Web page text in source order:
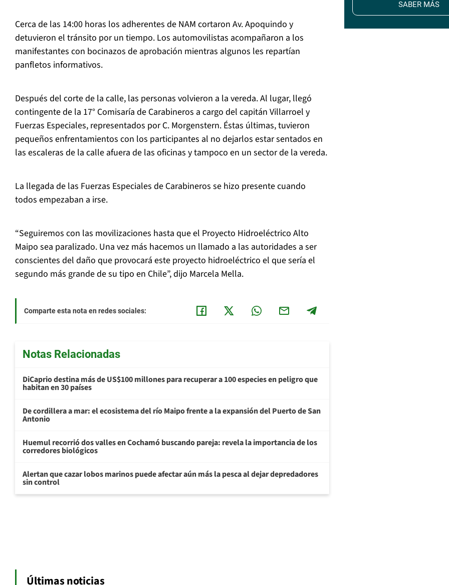
Cerca de las 14:00 horas los adherentes de NAM cortaron Av. Apoquindo y
detuvieron el tránsito por un tiempo. Los automovilistas acompañaron a los
manifestantes con bocinazos de aprobación mientras algunos les repartían
panfletos informativos.
Después del corte de la calle, las personas volvieron a la vereda. Al lugar, llegó
contingente de la 17° Comisaría de Carabineros a cargo del capitán Villarroel y
Fuerzas Especiales, representados por C. Morgenstern. Éstas últimas, tuvieron
pequeños enfrentamientos con los participantes al no dejarlos estar sentados en
las escaleras de la calle afuera de las oficinas y tampoco en un sector de la vereda.
La llegada de las Fuerzas Especiales de Carabineros se hizo presente cuando
todos empezaban a irse.
“Seguiremos con las movilizaciones hasta que el Proyecto Hidroeléctrico Alto
Maipo sea paralizado. Una vez más hacemos un llamado a las autoridades a ser
conscientes del daño que provocará este proyecto hidroeléctrico el que sería el
segundo más grande de su tipo en Chile”, dijo Marcela Mella.
Comparte esta nota en redes sociales:
Notas Relacionadas
DiCaprio destina más de US$100 millones para recuperar a 100 especies en peligro que
habitan en 30 países
De cordillera a mar: el ecosistema del río Maipo frente a la expansión del Puerto de San
Antonio
Huemul recorrió dos valles en Cochamó buscando pareja: revela la importancia de los
corredores biológicos
Alertan que cazar lobos marinos puede afectar aún más la pesca al dejar depredadores
sin control
SABER MÁS
Últimas noticias